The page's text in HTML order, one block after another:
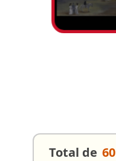
Total de 60